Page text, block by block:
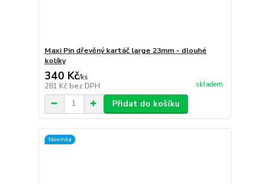
Maxi Pin dřevěný kartáč large 23mm - dlouhé
kolíky
340 Kč/ks
281 Kč bez DPH skladem
Přidat do košíku
Novinka